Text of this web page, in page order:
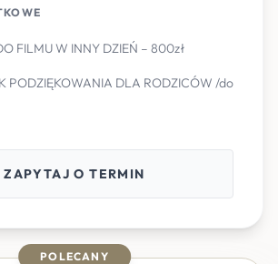
FILMU W INNY DZIEŃ – 800zł
PODZIĘKOWANIA DLA RODZICÓW /do
ZAPYTAJ O TERMIN
POLECANY